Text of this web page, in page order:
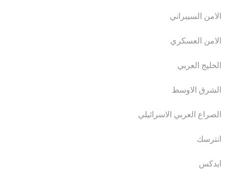
الامن السيبراني
الامن العسكري
الخليج العربي
الشرق الاوسط
الصراع العربي الاسرائيلي
انترسك
ايدكس